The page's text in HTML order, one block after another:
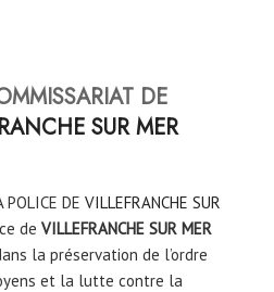
DE
SUR MER
POLICE DE VILLEFRANCHE SUR
de VILLEFRANCHE SUR MER
la préservation de l’ordre
et la lutte contre la